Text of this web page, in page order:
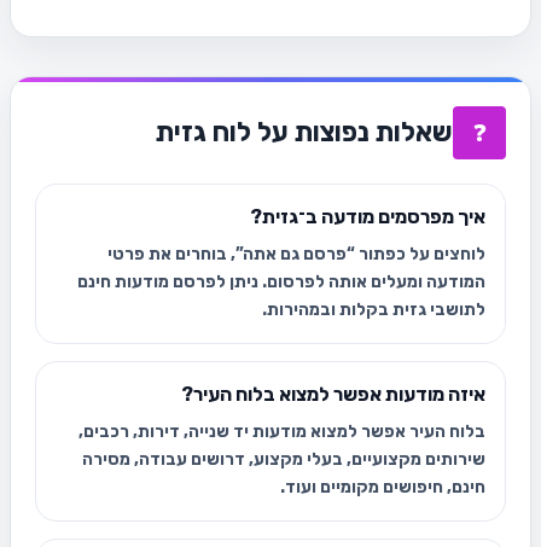
❓ שאלות נפוצות על לוח גזית
איך מפרסמים מודעה ב־גזית?
לוחצים על כפתור “פרסם גם אתה”, בוחרים את פרטי
המודעה ומעלים אותה לפרסום. ניתן לפרסם מודעות חינם
לתושבי גזית בקלות ובמהירות.
איזה מודעות אפשר למצוא בלוח העיר?
בלוח העיר אפשר למצוא מודעות יד שנייה, דירות, רכבים,
שירותים מקצועיים, בעלי מקצוע, דרושים עבודה, מסירה
חינם, חיפושים מקומיים ועוד.